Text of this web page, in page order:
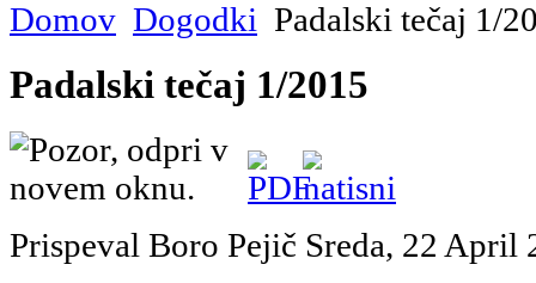
Domov Dogodki Padalski tečaj 1/
Padalski tečaj 1/2015
Prispeval Boro Pejič Sreda, 22 April